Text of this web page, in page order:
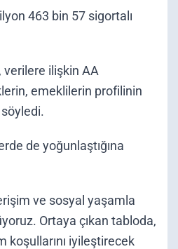
463 bin 57 sigortalı
verilere ilişkin AA
emeklilerin profilinin
de yoğunlaştığına
ve sosyal yaşamla
Ortaya çıkan tabloda,
koşullarını iyileştirecek